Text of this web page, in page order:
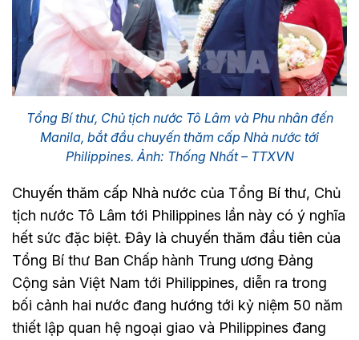
Tổng Bí thư, Chủ tịch nước Tô Lâm và Phu nhân đến
Manila, bắt đầu chuyến thăm cấp Nhà nước tới
Philippines. Ảnh: Thống Nhất – TTXVN
Chuyến thăm cấp Nhà nước của Tổng Bí thư, Chủ
tịch nước Tô Lâm tới Philippines lần này có ý nghĩa
hết sức đặc biệt. Đây là chuyến thăm đầu tiên của
Tổng Bí thư Ban Chấp hành Trung ương Đảng
Cộng sản Việt Nam tới Philippines, diễn ra trong
bối cảnh hai nước đang hướng tới kỷ niệm 50 năm
thiết lập quan hệ ngoại giao và Philippines đang